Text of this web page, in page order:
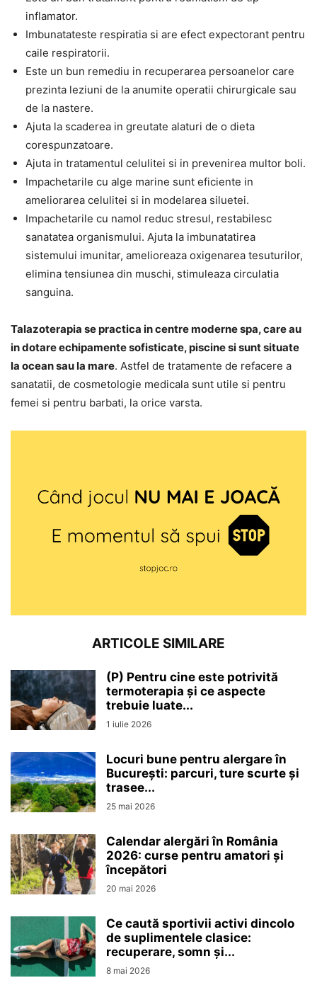
inflamator.
Imbunatateste respiratia si are efect expectorant pentru
caile respiratorii.
Este un bun remediu in recuperarea persoanelor care
prezinta leziuni de la anumite operatii chirurgicale sau
de la nastere.
Ajuta la scaderea in greutate alaturi de o dieta
corespunzatoare.
Ajuta in tratamentul celulitei si in prevenirea multor boli.
Impachetarile cu alge marine sunt eficiente in
ameliorarea celulitei si in modelarea siluetei.
Impachetarile cu namol reduc stresul, restabilesc
sanatatea organismului. Ajuta la imbunatatirea
sistemului imunitar, amelioreaza oxigenarea tesuturilor,
elimina tensiunea din muschi, stimuleaza circulatia
sanguina.
Talazoterapia se practica in centre moderne spa, care au
in dotare echipamente sofisticate, piscine si sunt situate
la ocean sau la mare. Astfel de tratamente de refacere a
sanatatii, de cosmetologie medicala sunt utile si pentru
femei si pentru barbati, la orice varsta.
ARTICOLE SIMILARE
(P) Pentru cine este potrivită
termoterapia și ce aspecte
trebuie luate...
1 iulie 2026
Locuri bune pentru alergare în
București: parcuri, ture scurte și
trasee...
25 mai 2026
Calendar alergări în România
2026: curse pentru amatori și
începători
20 mai 2026
Ce caută sportivii activi dincolo
de suplimentele clasice:
recuperare, somn și...
8 mai 2026